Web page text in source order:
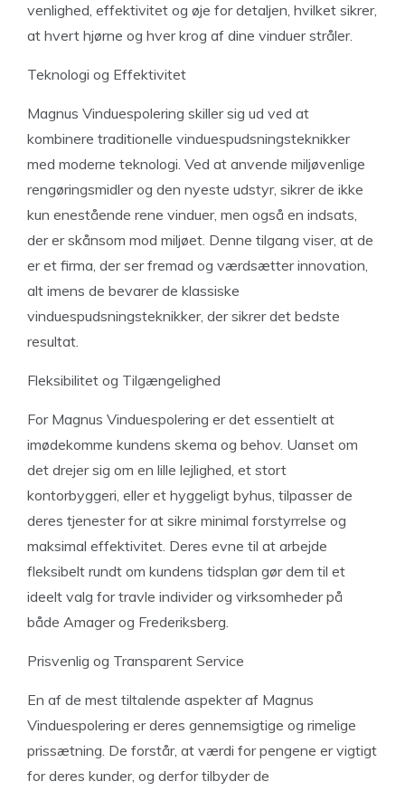
venlighed, effektivitet og øje for detaljen, hvilket sikrer,
at hvert hjørne og hver krog af dine vinduer stråler.
Teknologi og Effektivitet
Magnus Vinduespolering skiller sig ud ved at
kombinere traditionelle vinduespudsningsteknikker
med moderne teknologi. Ved at anvende miljøvenlige
rengøringsmidler og den nyeste udstyr, sikrer de ikke
kun enestående rene vinduer, men også en indsats,
der er skånsom mod miljøet. Denne tilgang viser, at de
er et firma, der ser fremad og værdsætter innovation,
alt imens de bevarer de klassiske
vinduespudsningsteknikker, der sikrer det bedste
resultat.
Fleksibilitet og Tilgængelighed
For Magnus Vinduespolering er det essentielt at
imødekomme kundens skema og behov. Uanset om
det drejer sig om en lille lejlighed, et stort
kontorbyggeri, eller et hyggeligt byhus, tilpasser de
deres tjenester for at sikre minimal forstyrrelse og
maksimal effektivitet. Deres evne til at arbejde
fleksibelt rundt om kundens tidsplan gør dem til et
ideelt valg for travle individer og virksomheder på
både Amager og Frederiksberg.
Prisvenlig og Transparent Service
En af de mest tiltalende aspekter af Magnus
Vinduespolering er deres gennemsigtige og rimelige
prissætning. De forstår, at værdi for pengene er vigtigt
for deres kunder, og derfor tilbyder de